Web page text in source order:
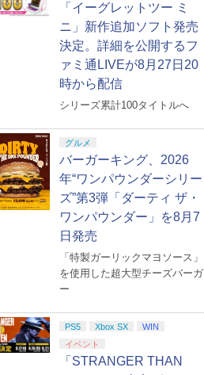
「イーグレットツー ミ
ニ」新作追加ソフト発売
決定。詳細を公開するフ
ァミ通LIVEが8月27日20
時から配信
シリーズ累計100タイトルへ
グルメ
バーガーキング、2026
年“ワンパウンダーシリー
ズ”第3弾「ダーティ ザ・
ワンパウンダー」を8月7
日発売
「特製ガーリックマヨソース」
を使用した超大型チーズバーガ
ー
PS5 Xbox SX
WIN
イベント
「STRANGER THAN